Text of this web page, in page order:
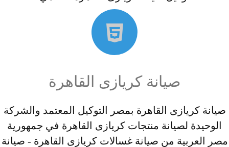
صيانة كريازى القاهرة
صيانة كريازى القاهرة بمصر التوكيل المعتمد والشركة
الوحيدة لصيانة منتجات كريازى القاهرة في جمهورية
مصر العربية من صيانة غسالات كريازى القاهرة - صيانة